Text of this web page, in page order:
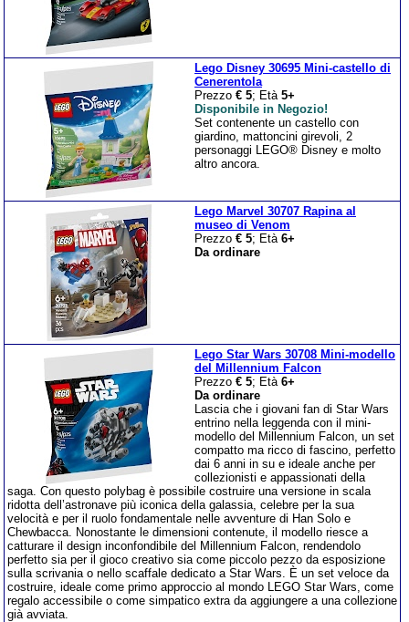
Lego Disney 30695 Mini-castello di
Cenerentola
Prezzo € 5; Età 5+
Disponibile in Negozio!
Set contenente un castello con
giardino, mattoncini girevoli, 2
personaggi LEGO® Disney e molto
altro ancora.
Lego Marvel 30707 Rapina al
museo di Venom
Prezzo € 5; Età 6+
Da ordinare
Lego Star Wars 30708 Mini-modello
del Millennium Falcon
Prezzo € 5; Età 6+
Da ordinare
Lascia che i giovani fan di Star Wars
entrino nella leggenda con il mini-
modello del Millennium Falcon, un set
compatto ma ricco di fascino, perfetto
dai 6 anni in su e ideale anche per
collezionisti e appassionati della
saga. Con questo polybag è possibile costruire una versione in scala
ridotta dell’astronave più iconica della galassia, celebre per la sua
velocità e per il ruolo fondamentale nelle avventure di Han Solo e
Chewbacca. Nonostante le dimensioni contenute, il modello riesce a
catturare il design inconfondibile del Millennium Falcon, rendendolo
perfetto sia per il gioco creativo sia come piccolo pezzo da esposizione
sulla scrivania o nello scaffale dedicato a Star Wars. È un set veloce da
costruire, ideale come primo approccio al mondo LEGO Star Wars, come
regalo accessibile o come simpatico extra da aggiungere a una collezione
già avviata.